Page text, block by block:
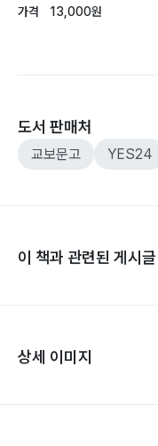
가격
13,000원
도서 판매처
교보문고 YES24
이 책과 관련된 게시글
상세 이미지